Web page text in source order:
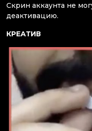
Скрин аккаунта не
деактивацию.
КРЕАТИВ